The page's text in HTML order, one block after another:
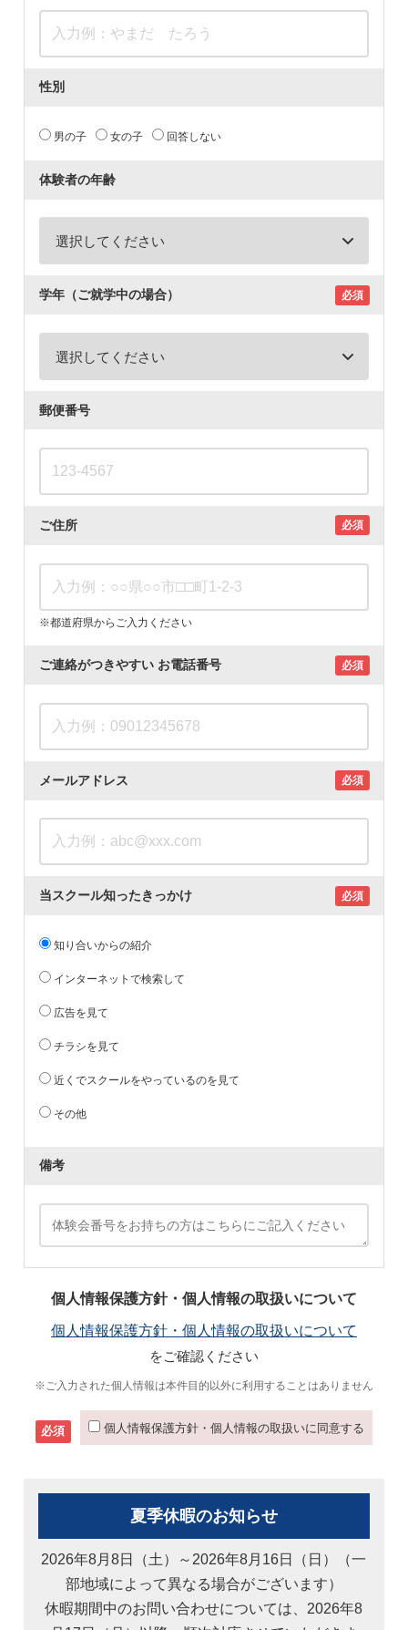
性別
男の子 女の子 回答しない
体験者の年齢
学年（ご就学中の場合） 必須
郵便番号
ご住所 必須
※都道府県からご入力ください
ご連絡がつきやすいお電話番号 必須
メールアドレス 必須
当スクール知ったきっかけ 必須
知り合いからの紹介
インターネットで検索して
広告を見て
チラシを見て
近くでスクールをやっているのを見て
その他
備考
個人情報保護方針・個人情報の取扱いについて
個人情報保護方針・個人情報の取扱いについて
をご確認ください
※ご入力された個人情報は本件目的以外に利用することはありません
必須 個人情報保護方針・個人情報の取扱いに同意する
夏季休暇のお知らせ
2026年8月8日（土）～2026年8月16日（日）（一
部地域によって異なる場合がございます）
休暇期間中のお問い合わせについては、2026年8